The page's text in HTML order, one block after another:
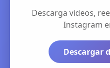
Descarga videos,
Instagram
Descargar